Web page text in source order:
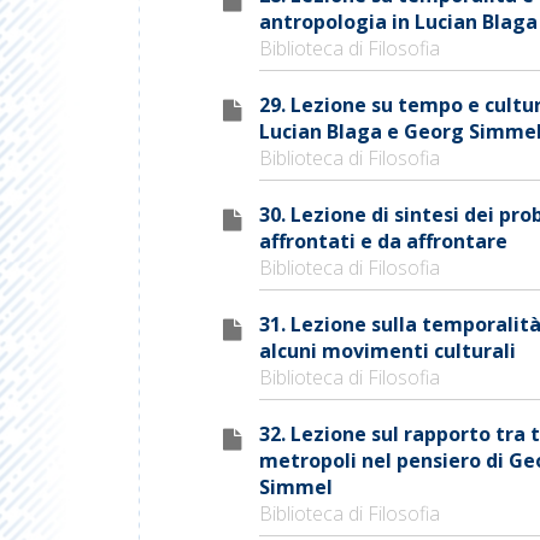
antropologia in Lucian Blaga
Biblioteca di Filosofia
29. Lezione su tempo e
Lucian Blaga e Georg
Biblioteca di Filosofia
30. Lezione di sintesi dei
affrontati e da affrontare
Biblioteca di Filosofia
31. Lezione sulla
alcuni movimenti culturali
Biblioteca di Filosofia
32. Lezione sul rapporto tra
metropoli nel pensiero di
Simmel
Biblioteca di Filosofia